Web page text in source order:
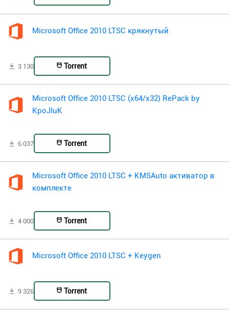
Microsoft Office 2010 LTSC крякнутый
3 130 Torrent
Microsoft Office 2010 LTSC (x64/x32) RePack by
KpoJIuK
6 037 Torrent
Microsoft Office 2010 LTSC + KMSAuto активатор в
комплекте
4 000 Torrent
Microsoft Office 2010 LTSC + Keygen
9 326 Torrent